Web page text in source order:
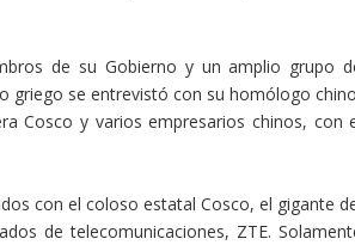
de su Gobierno y un amplio grupo
griego se entrevistó con su homólogo
Cosco y varios empresarios chinos, con
con el coloso estatal Cosco, el gigante
de telecomunicaciones, ZTE.